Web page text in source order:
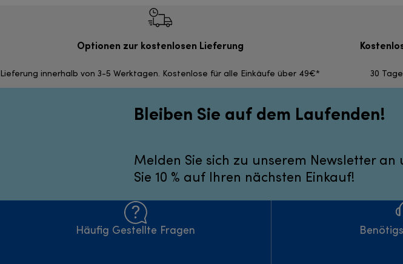
Optionen zur kostenlosen Lieferung
Lieferung innerhalb von 3-5 Werktagen. Kostenlose für alle Einkäufe über 49€* 30
Bleiben Sie auf dem Laufenden!
Melden Sie sich zu unserem Newsletter an
Sie 10 % auf Ihren nächsten Einkauf!
Häufig Gestellte Fragen